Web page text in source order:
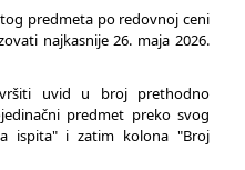
predmeta po redovnoj ceni
najkasnije 26. maja 2026.
uvid u broj prethodno
predmet preko svog
ispita" i zatim kolona "Broj